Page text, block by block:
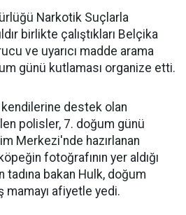
Narkotik Suçlarla
birlikte çalıştıkları Belçika
ve uyarıcı madde arama
günü kutlaması organize etti.
destek olan
polisler, 7. doğum günü
Merkezi'nde hazırlanan
fotoğrafının yer aldığı
tadına bakan Hulk, doğum
mamayı afiyetle yedi.